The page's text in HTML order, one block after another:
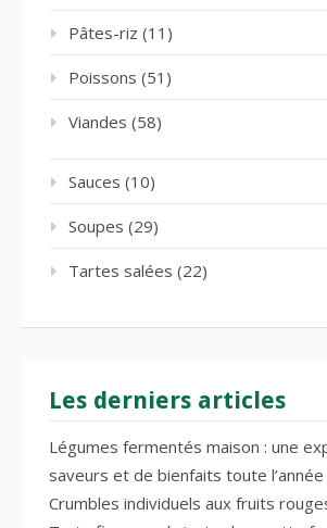
Pâtes-riz (11)
Poissons (51)
Viandes (58)
Sauces (10)
Soupes (29)
Tartes salées (22)
Les derniers articles
Légumes fermentés maison : une
saveurs et de bienfaits toute l’année
Crumbles individuels aux fruits